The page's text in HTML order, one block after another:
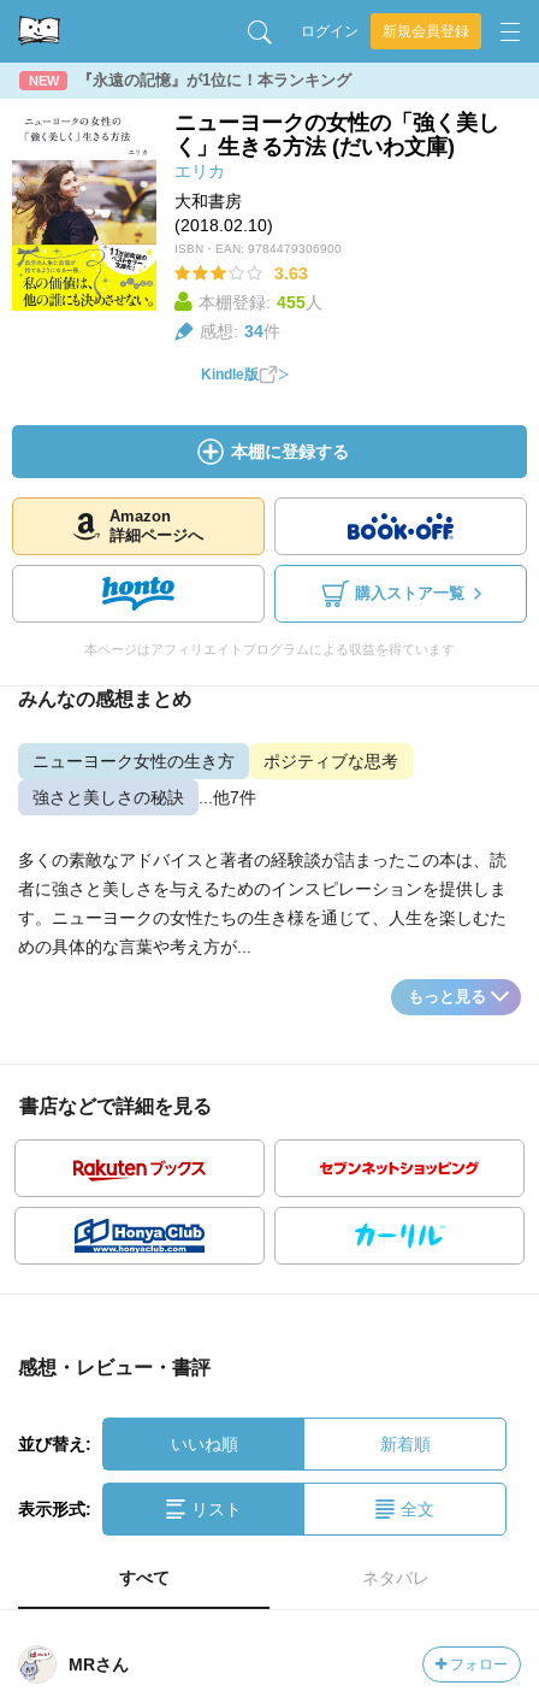
ログイン 新規会員登録
NEW 『永遠の記憶』が1位に！本ランキング
ニューヨークの女性の「強く美し
く」生きる方法 (だいわ文庫)
エリカ
大和書房
(2018.02.10)
ISBN・EAN: 9784479306900
3.63
本棚登録: 455人
感想: 34件
Kindle版
本棚に登録する
Amazon
詳細ページへ
購入ストア一覧
本ページはアフィリエイトプログラムによる収益を得ています
みんなの感想まとめ
ニューヨーク女性の生き方
ポジティブな思考
強さと美しさの秘訣
...他7件
多くの素敵なアドバイスと著者の経験談が詰まったこの本は、読
者に強さと美しさを与えるためのインスピレーションを提供しま
す。ニューヨークの女性たちの生き様を通じて、人生を楽しむた
めの具体的な言葉や考え方が...
もっと見る
書店などで詳細を見る
感想・レビュー・書評
並び替え: いいね順 新着順
表示形式: リスト 全文
すべて ネタバレ
MRさん フォロー